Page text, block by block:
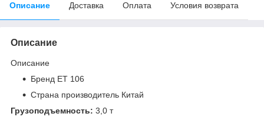
Описание Доставка Оплата Условия возврата
Описание
Описание
Бренд ET 106
Страна производитель Китай
Грузоподъемность: 3,0 т